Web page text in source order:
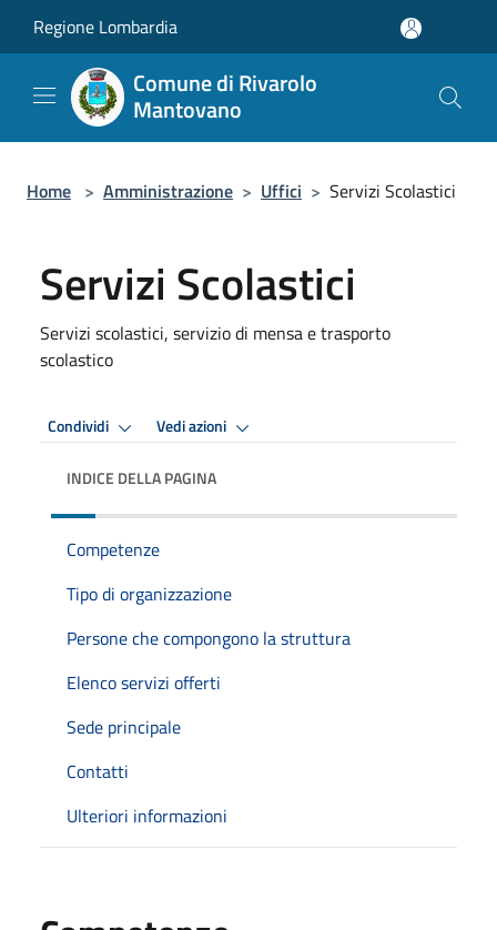
Regione Lombardia
Comune di Rivarolo
Mantovano
Home > Amministrazione > Uffici > Servizi Scolastici
Servizi Scolastici
Servizi scolastici, servizio di mensa e trasporto
scolastico
Condividi Vedi azioni
INDICE DELLA PAGINA
Competenze
Tipo di organizzazione
Persone che compongono la struttura
Elenco servizi offerti
Sede principale
Contatti
Ulteriori informazioni